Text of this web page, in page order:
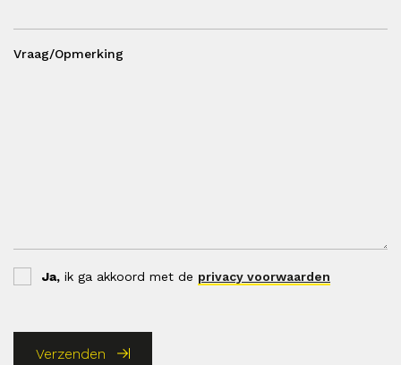
Vraag/Opmerking
Ja, ik ga akkoord met de privacy voorwaarden
Verzenden